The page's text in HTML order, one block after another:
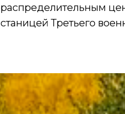
распределительным
станицей Третьего